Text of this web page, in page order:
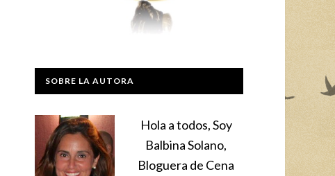
SOBRE LA AUTORA
Hola a todos, Soy
Balbina Solano,
Bloguera de Cena